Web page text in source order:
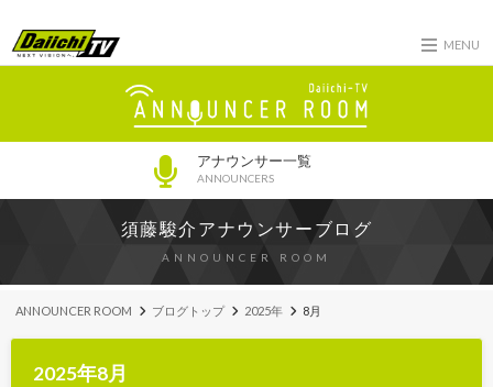
MENU
アナウンサー一覧
ANNOUNCERS
須藤駿介アナウンサーブログ
ANNOUNCER ROOM
ANNOUNCER ROOM ブログトップ 2025年 8月
2025年8月